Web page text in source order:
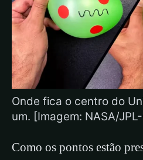
Onde fica o centro do
um. [Imagem: NASA/
Como os pontos estão